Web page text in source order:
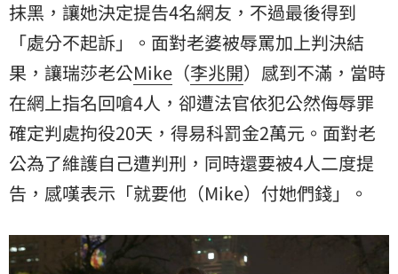
抹黑，讓她決定提告4名網友，不過最後得到
「處分不起訴」。面對老婆被辱罵加上判決結
果，讓瑞莎老公Mike （李兆開）感到不滿，當時
在網上指名回嗆4人，卻遭法官依犯公然侮辱罪
確定判處拘役20天，得易科罰金2萬元。面對老
公為了維護自己遭判刑，同時還要被4人二度提
告，感嘆表示「就要他（Mike）付她們錢」。